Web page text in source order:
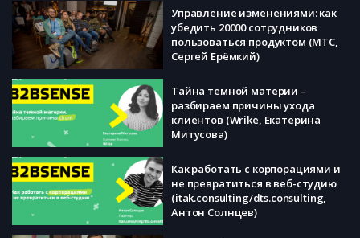
Управление изменениями: как
убедить 20000 сотрудников
пользоваться продуктом (МТС,
Сергей Ерёмкий)
Тайна темной материи –
разбираем причины ухода
клиентов (Wrike, Екатерина
Митусова)
Как работать с корпорациями и
не превратиться в веб-студию
(itak.consulting/dts.consulting,
Антон Солнцев)